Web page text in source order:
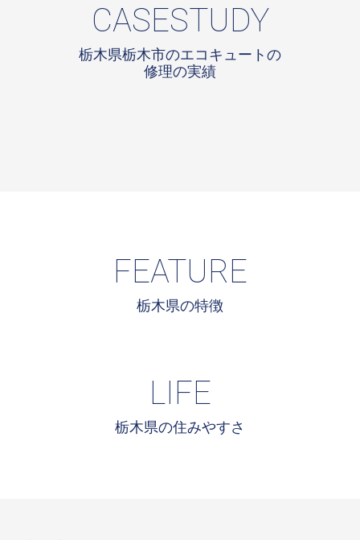
CASESTUDY
栃木県栃木市のエコキュートの
修理の実績
FEATURE
栃木県の特徴
LIFE
栃木県の住みやすさ